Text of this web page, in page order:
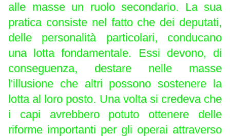
alle masse un ruolo secondario. La sua
pratica consiste nel fatto che dei deputati,
delle personalità particolari, conducano
una lotta fondamentale. Essi devono, di
conseguenza, destare nelle masse
l'illusione che altri possono sostenere la
lotta al loro posto. Una volta si credeva che
i capi avrebbero potuto ottenere delle
riforme importanti per gli operai attraverso